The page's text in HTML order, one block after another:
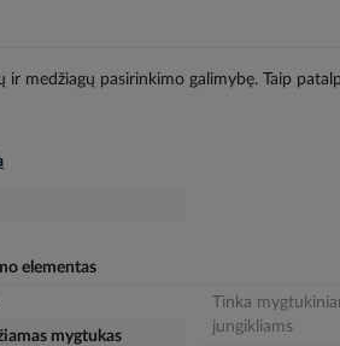
medžiagų pasirinkimo galimybę. Taip
elementas
mygtukas
Tinka
jungikliams